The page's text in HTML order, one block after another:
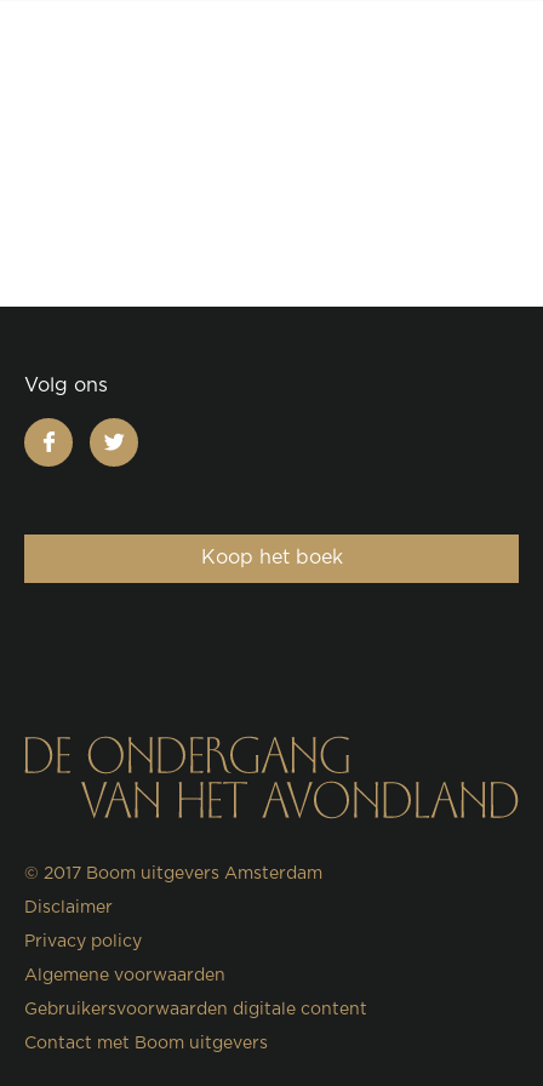
Volg ons
facebooktwitter
Koop het boek
© 2017 Boom uitgevers Amsterdam
Disclaimer
Privacy policy
Algemene voorwaarden
Gebruikersvoorwaarden digitale content
Contact met Boom uitgevers